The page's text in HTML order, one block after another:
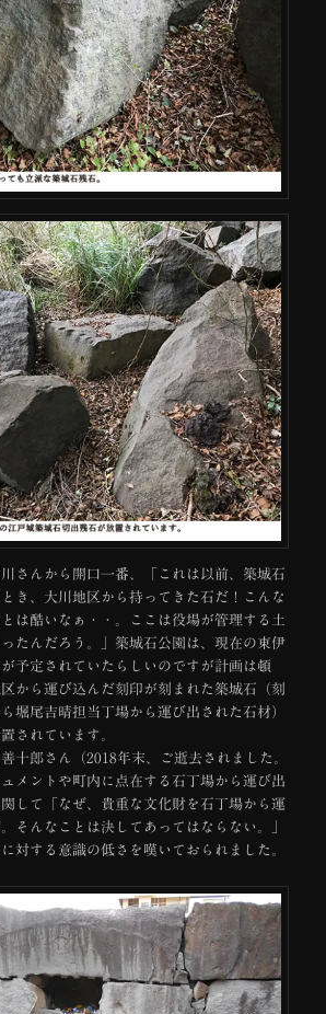
さんから開口一番、「これは以前、築城石
き、大川地区から持ってきた石だ！こんな
は酷いなぁ・・。ここは役場が管理する土
たんだろう。」築城石公園は、現在の東伊
予定されていたらしいのですが計画は頓
から運び込んだ刻印が刻まれた築城石（刻
堀尾吉晴担当丁場から運び出された石材）
されています。
十郎さん（2018年末、ご逝去されました。
メントや町内に点在する石丁場から運び出
して「なぜ、貴重な文化財を石丁場から運
そんなことは決してあってはならない。」
対する意識の低さを嘆いておられました。